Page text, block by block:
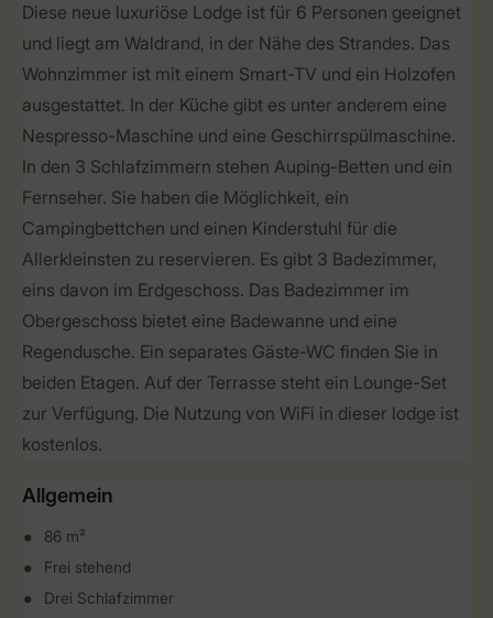
Diese neue luxuriöse Lodge ist für 6 Personen geeignet
und liegt am Waldrand, in der Nähe des Strandes. Das
Wohnzimmer ist mit einem Smart-TV und ein Holzofen
ausgestattet. In der Küche gibt es unter anderem eine
Nespresso-Maschine und eine Geschirrspülmaschine.
In den 3 Schlafzimmern stehen Auping-Betten und ein
Fernseher. Sie haben die Möglichkeit, ein
Campingbettchen und einen Kinderstuhl für die
Allerkleinsten zu reservieren. Es gibt 3 Badezimmer,
eins davon im Erdgeschoss. Das Badezimmer im
Obergeschoss bietet eine Badewanne und eine
Regendusche. Ein separates Gäste-WC finden Sie in
beiden Etagen. Auf der Terrasse steht ein Lounge-Set
zur Verfügung. Die Nutzung von WiFi in dieser lodge ist
kostenlos.
Allgemein
86 m²
Frei stehend
Drei Schlafzimmer